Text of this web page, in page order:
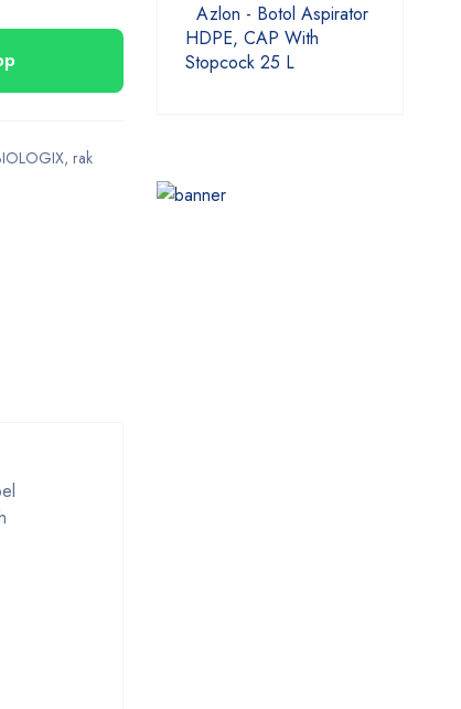
, rak
Azlon - Botol Aspirator
HDPE, CAP With
Stopcock 25 L